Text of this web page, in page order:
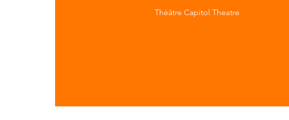
Théâtre Capitol Theatre